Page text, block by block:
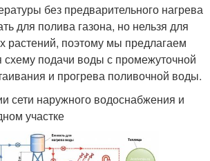
без предварительного нагрева
для полива газона, но нельзя для
растений, поэтому мы предлагаем
схему подачи воды с промежуточной
и прогрева поливочной воды.
сети наружного водоснабжения и
участке